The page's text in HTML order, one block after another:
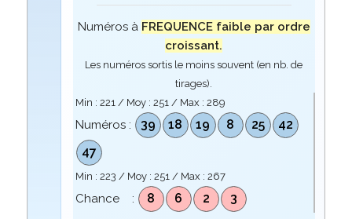
Numéros à FREQUENCE faible par ordre
croissant.
Les numéros sortis le moins souvent (en nb. de
tirages).
Min : 221/ Moy : 251/ Max : 289
Numéros : 39 18 19 8 25
42
47
Min : 223 / Moy : 251/ Max : 267
Chance : 8 6 2 3